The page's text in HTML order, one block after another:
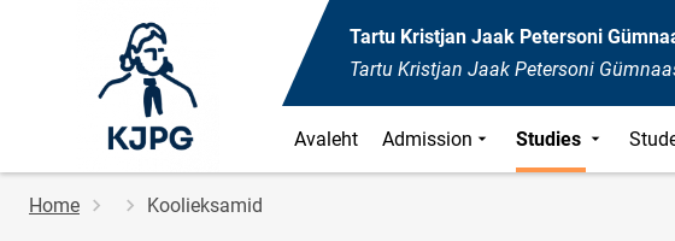
Tartu Kristjan Jaak Petersoni
Tartu Kristjan Jaak Petersoni
Avaleht Admission Studies
Breadcrumb
Home Koolieksamid